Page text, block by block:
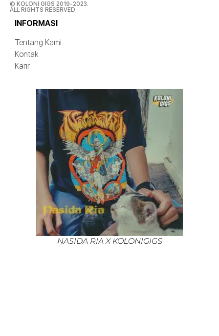
© KOLONI GIGS 2019-2023.
ALL RIGHTS RESERVED
INFORMASI
Tentang Kami
Kontak
Karir
NASIDA RIA X KOLONIGIGS